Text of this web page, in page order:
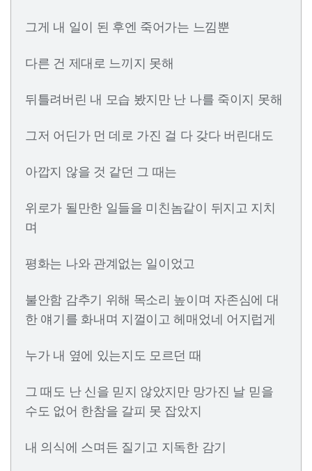
그게 내 일이 된 후엔 죽어가는 느낌뿐
다른 건 제대로 느끼지 못해
뒤틀려버린 내 모습 봤지만 난 나를 죽이지 못해
그저 어딘가 먼 데로 가진 걸 다 갖다 버린대도
아깝지 않을 것 같던 그 때는
위로가 될만한 일들을 미친놈같이 뒤지고 지치
며
평화는 나와 관계없는 일이었고
불안함 감추기 위해 목소리 높이며 자존심에 대
한 얘기를 화내며 지껄이고 헤매었네 어지럽게
누가 내 옆에 있는지도 모르던 때
그 때도 난 신을 믿지 않았지만 망가진 날 믿을
수도 없어 한참을 갈피 못 잡았지
내 의식에 스며든 질기고 지독한 감기